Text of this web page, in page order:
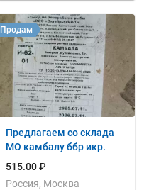
Предлагаем со склада
МО камбалу ббр икр.
515.00 ₽
Россия, Москва
Продам